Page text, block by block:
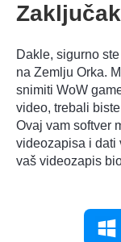
Zaključak
Dakle, sigurno
na Zemlju Orka.
snimiti WoW
video, trebali
Ovaj vam softver
videozapisa i dati
vaš videozapis